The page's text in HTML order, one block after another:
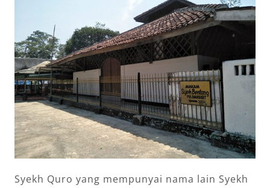
Syekh Quro yang mempunyai nama lain Syekh